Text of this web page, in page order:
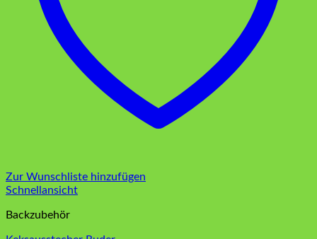
Zur Wunschliste hinzufügen
Schnellansicht
Backzubehör